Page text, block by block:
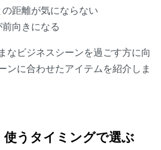
距離が気にならない
向きになる
なビジネスシーンを過ごす方に向
ンに合わせたアイテムを紹介しま
使うタイミングで選ぶ